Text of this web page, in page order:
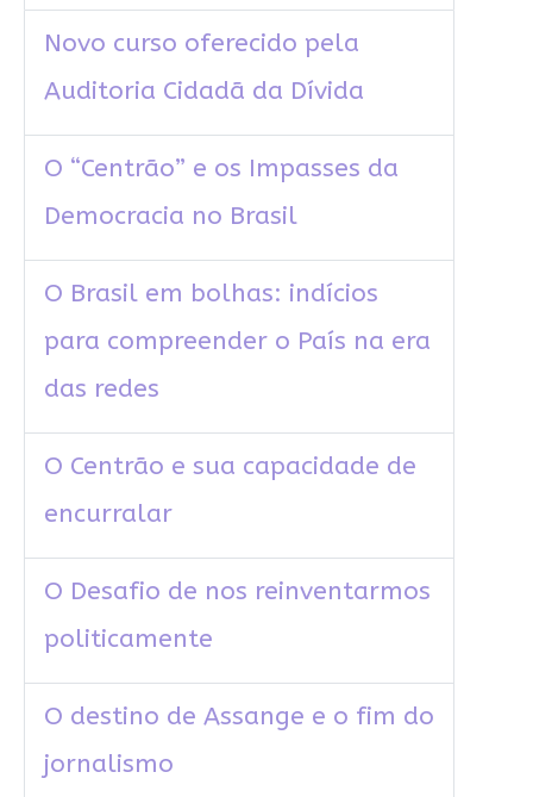
Novo curso oferecido pela
Auditoria Cidadã da Dívida
O “Centrão” e os Impasses da
Democracia no Brasil
O Brasil em bolhas: indícios
para compreender o País na era
das redes
O Centrão e sua capacidade de
encurralar
O Desafio de nos reinventarmos
politicamente
O destino de Assange e o fim do
jornalismo